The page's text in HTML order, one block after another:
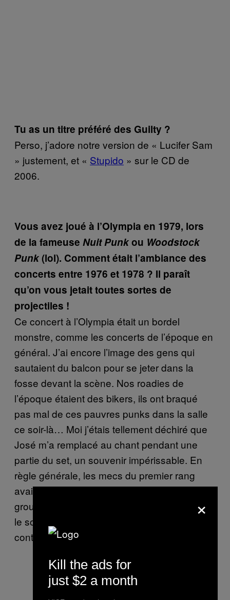
Tu as un titre préféré des Guilty ?
Perso, j’adore notre version de « Lucifer Sam
» justement, et « Stupido » sur le CD de
2006.
Vous avez joué à l’Olympia en 1979, lors
de la fameuse Nuit Punkou Woodstock
Punk(lol). Comment était l’ambiance des
concerts entre 1976 et 1978 ? Il paraît
qu’on vous jetait toutes sortes de
projectiles !
Ce concert à l’Olympia était un bordel
monstre, comme les concerts de l’époque en
général. J’ai encore l’image des gens qui
sautaient du balcon pour se jeter dans la
fosse devant la scène. Nos roadies de
l’époque étaient des bikers, ils ont braqué
pas mal de ces pauvres punks dans la salle
ce soir-là… Moi j’étais tellement déchiré que
José m’a remplacé au chant pendant une
partie du set, un souvenir impérissable. En
règle générale, les mecs du premier rang
avaient l’habitude de cracher sur tous les
groupes, mais je le leur rendais bien. J’ai pas
le souvenir de projectifs “solides” en tête, par
contre…
×
Kill the ads for
just $2 a month